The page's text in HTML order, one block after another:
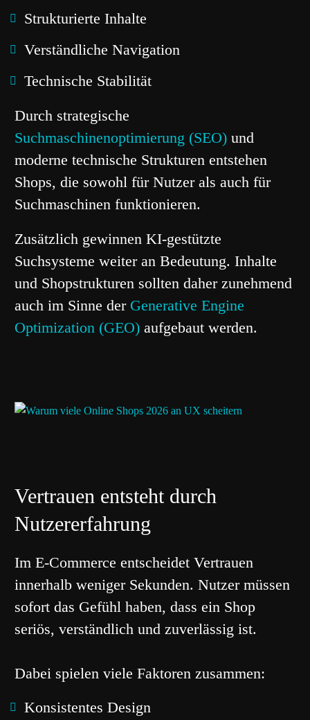
Strukturierte Inhalte
Verständliche Navigation
Technische Stabilität
Durch strategische
Suchmaschinenoptimierung (SEO) und
moderne technische Strukturen entstehen
Shops, die sowohl für Nutzer als auch für
Suchmaschinen funktionieren.
Zusätzlich gewinnen KI-gestützte
Suchsysteme weiter an Bedeutung. Inhalte
und Shopstrukturen sollten daher zunehmend
auch im Sinne der Generative Engine
Optimization (GEO) aufgebaut werden.
Vertrauen entsteht durch
Nutzererfahrung
Im E-Commerce entscheidet Vertrauen
innerhalb weniger Sekunden. Nutzer müssen
sofort das Gefühl haben, dass ein Shop
seriös, verständlich und zuverlässig ist.
Dabei spielen viele Faktoren zusammen:
Konsistentes Design